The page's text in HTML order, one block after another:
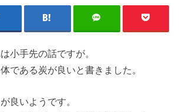
小手先の話ですが。
である炭が良いと書きました。
良いようです。